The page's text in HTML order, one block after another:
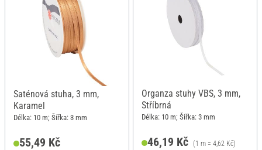
Saténová stuha, 3 mm,
Karamel
Délka: 10 m; Šířka: 3 mm
55,49 Kč
Organza stuhy VBS, 3 mm,
Stříbrná
Délka: 10 m; Šířka: 3 mm
46,19 Kč (1 m = 4,62 Kč)